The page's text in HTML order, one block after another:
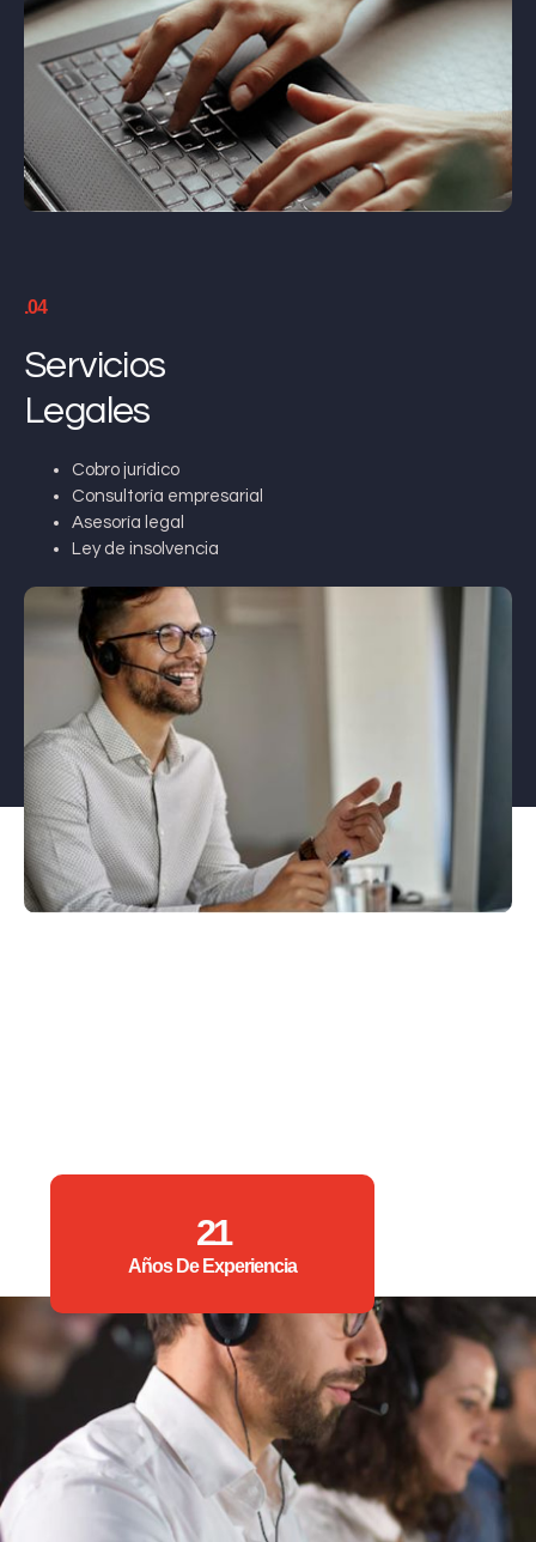
.04
Servicios
Legales
Cobro jurídico
Consultoría empresarial
Asesoría legal
Ley de insolvencia
21
Años De Experiencia